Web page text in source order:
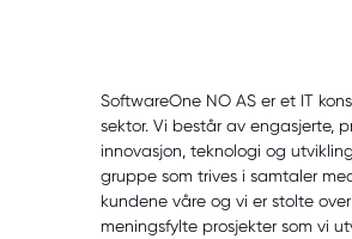
SoftwareOne NO AS er et IT
sektor. Vi består av engasjerte,
innovasjon, teknologi og
gruppe som trives i samtaler
kundene våre og vi er stolte
meningsfylte prosjekter som vi